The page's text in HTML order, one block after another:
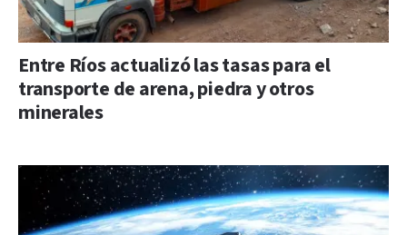
Entre Ríos actualizó las tasas para el
transporte de arena, piedra y otros
minerales